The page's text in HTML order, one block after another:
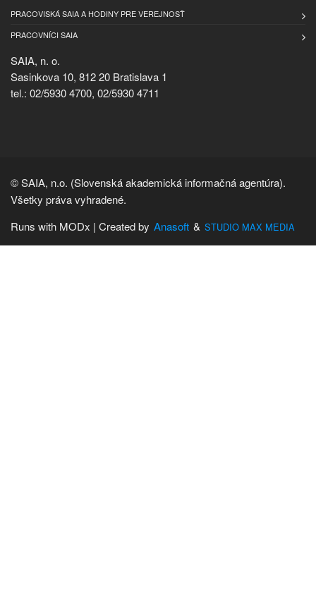
PRACOVISKÁ SAIA A HODINY PRE VEREJNOSŤ
PRACOVNÍCI SAIA
SAIA, n. o.
Sasinkova 10, 812 20 Bratislava 1
tel.: 02/5930 4700, 02/5930 4711
© SAIA, n.o. (Slovenská akademická informačná agentúra).
Všetky práva vyhradené.
Runs with MODx | Created by Anasoft & STUDIO MAX MEDIA